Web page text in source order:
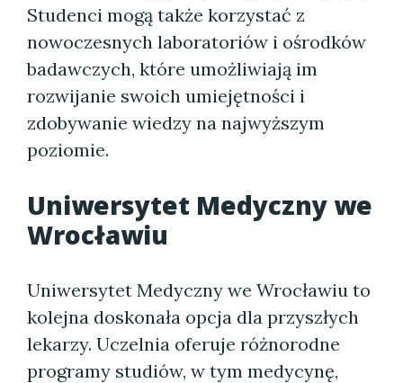
Studenci mogą także korzystać z
nowoczesnych laboratoriów i ośrodków
badawczych, które umożliwiają im
rozwijanie swoich umiejętności i
zdobywanie wiedzy na najwyższym
poziomie.
Uniwersytet Medyczny we
Wrocławiu
Uniwersytet Medyczny we Wrocławiu to
kolejna doskonała opcja dla przyszłych
lekarzy. Uczelnia oferuje różnorodne
programy studiów, w tym medycynę,